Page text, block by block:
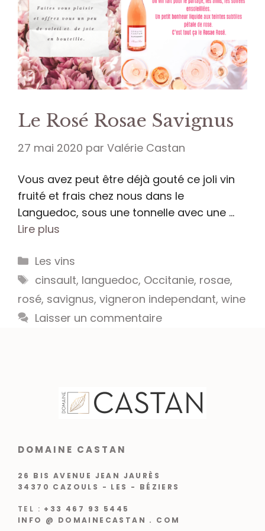
Le Rosé Rosae Savignus
27 mai 2020 par Valérie Castan
Vous avez peut être déjà gouté ce joli vin
fruité et frais chez nous dans le
Languedoc, sous une tonnelle avec une …
Lire plus
Catégories
Les vins
Étiquettes
cinsault, languedoc, Occitanie, rosae,
rosé, savignus, vigneron independant, wine
Laisser un commentaire
DOMAINE CASTAN
26 BIS AVENUE JEAN JAURÈS
34370 CAZOULS - LES - BÉZIERS
TEL : +33 467 93 5445
INFO @ DOMAINECASTAN . COM